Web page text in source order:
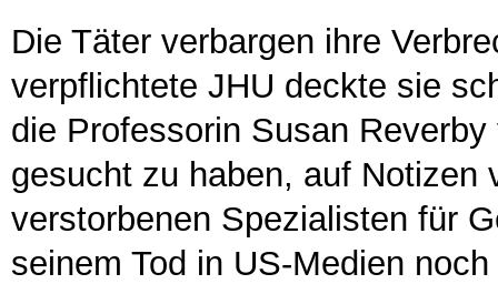
Die Täter verbargen ihre
verpflichtete JHU deckte sie
die Professorin Susan
gesucht zu haben, auf Notizen
verstorbenen Spezialisten für
seinem Tod in US-Medien